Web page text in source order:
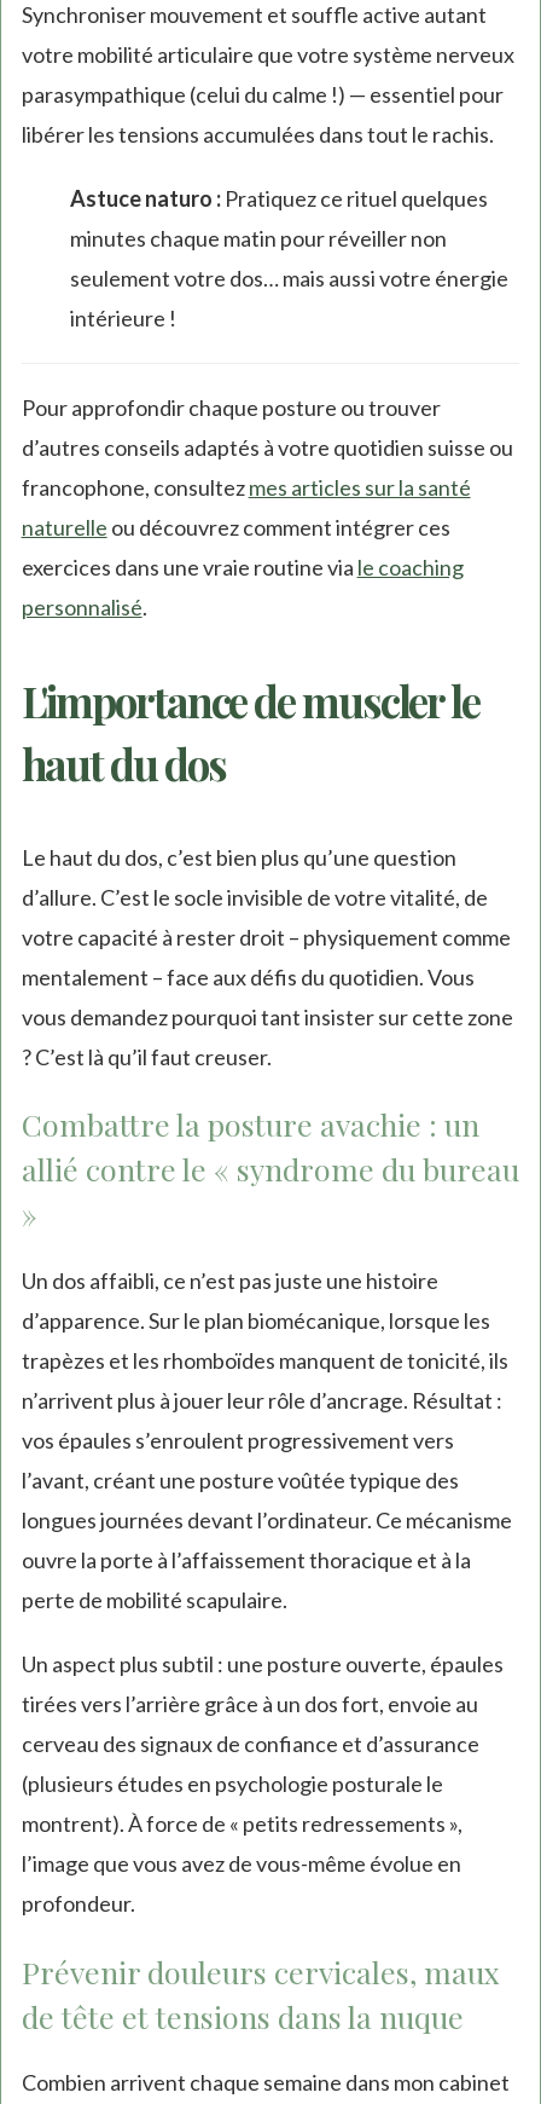
Synchroniser mouvement et souffle active autant
votre mobilité articulaire que votre système nerveux
parasympathique (celui du calme !) — essentiel pour
libérer les tensions accumulées dans tout le rachis.
Astuce naturo :Pratiquez ce rituel quelques
minutes chaque matin pour réveiller non
seulement votre dos… mais aussi votre énergie
intérieure !
Pour approfondir chaque posture ou trouver
d’autres conseils adaptés à votre quotidien suisse ou
francophone, consultezmes articles sur la santé
naturelle ou découvrez comment intégrer ces
exercices dans une vraie routine via le coaching
personnalisé.
L'importance de muscler le
haut du dos
Le haut du dos, c’est bien plus qu’une question
d’allure. C’est le socle invisible de votre vitalité, de
votre capacité à rester droit – physiquement comme
mentalement – face aux défis du quotidien. Vous
vous demandez pourquoi tant insister sur cette zone
? C’est là qu’il faut creuser.
Combattre la posture avachie : un
allié contre le « syndrome du bureau
»
Un dos affaibli, ce n’est pas juste une histoire
d’apparence. Sur le plan biomécanique, lorsque les
trapèzes et les rhomboïdes manquent de tonicité, ils
n’arrivent plus à jouer leur rôle d’ancrage. Résultat :
vos épaules s’enroulent progressivement vers
l’avant, créant une posture voûtée typique des
longues journées devant l’ordinateur. Ce mécanisme
ouvre la porte à l’affaissement thoracique et à la
perte de mobilité scapulaire.
Un aspect plus subtil : une posture ouverte, épaules
tirées vers l’arrière grâce à un dos fort, envoie au
cerveau des signaux de confiance et d’assurance
(plusieurs études en psychologie posturale le
montrent). À force de « petits redressements »,
l’image que vous avez de vous-même évolue en
profondeur.
Prévenir douleurs cervicales, maux
de tête et tensions dans la nuque
Combien arrivent chaque semaine dans mon cabinet